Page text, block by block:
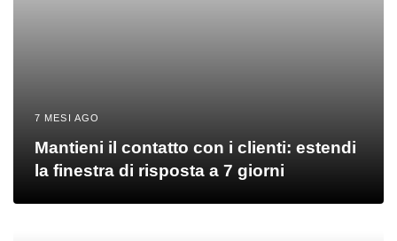
7 MESI AGO
Mantieni il contatto con i clienti: estendi
la finestra di risposta a 7 giorni